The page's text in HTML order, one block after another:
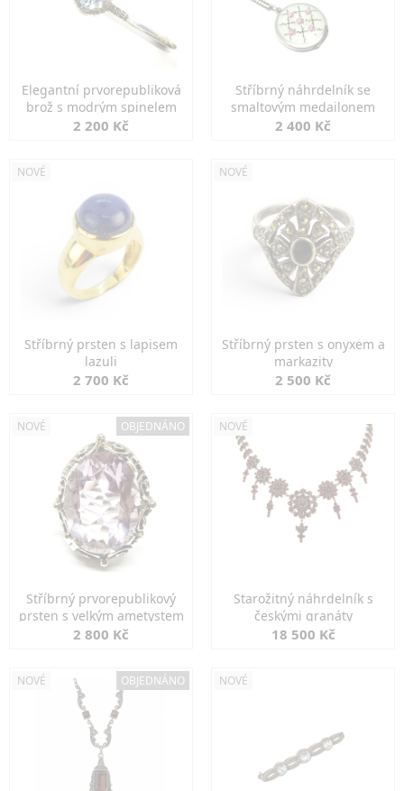
Elegantní prvorepubliková
brož s modrým spinelem
2 200 Kč
Stříbrný náhrdelník se
smaltovým medailonem
2 400 Kč
NOVÉ
Stříbrný prsten s lapisem
lazuli
2 700 Kč
NOVÉ
Stříbrný prsten s onyxem a
markazity
2 500 Kč
NOVÉ OBJEDNÁNO
Stříbrný prvorepublikový
prsten s velkým ametystem
2 800 Kč
NOVÉ
Starožitný náhrdelník s
českými granáty
18 500 Kč
NOVÉ OBJEDNÁNO NOVÉ